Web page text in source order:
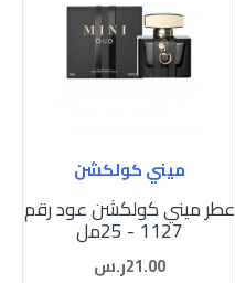
ميني كولكشن
عطر ميني كولكشن عود رقم
1127 - 25مل
21.00ر.س